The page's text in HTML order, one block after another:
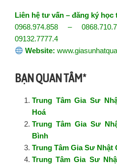
Liên hệ tư vấn – đăng ký học
0968.974.858 –
09132.7777.4
Website:
BẠN QUAN TÂM*
Trung Tâm Gia Sư
Hoá
Trung Tâm Gia Sư
Bình
Trung Tâm Gia Sư Nhật
Trung Tâm Gia Sư